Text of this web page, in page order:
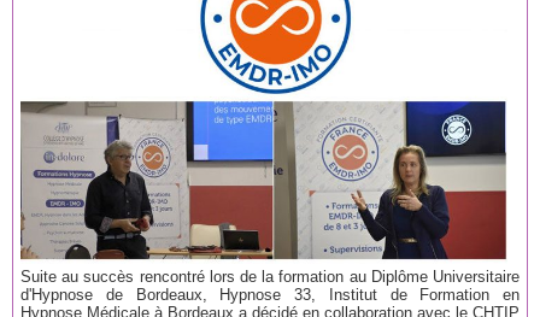
Suite au succès rencontré lors de la formation au Diplôme Universitaire
d'Hypnose de Bordeaux, Hypnose 33, Institut de Formation en
Hypnose Médicale à Bordeaux a décidé en collaboration avec le CHTIP